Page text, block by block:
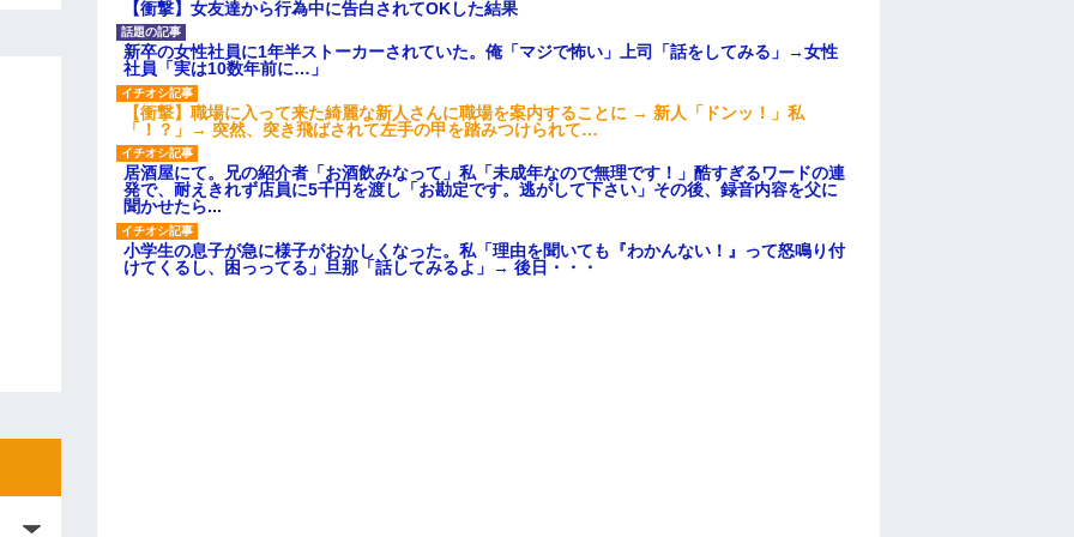
【衝撃】女友達から行為中に告白されてOKした結果
新卒の女性社員に1年半ストーカーされていた。俺「マジで怖い」上司「話をしてみる」→女性
社員「実は10数年前に…」
【衝撃】職場に入って来た綺麗な新人さんに職場を案内することに → 新人「ドンッ！」私
「！？」→ 突然、突き飛ばされて左手の甲を踏みつけられて…
居酒屋にて。兄の紹介者「お酒飲みなって」私「未成年なので無理です！」酷すぎるワードの連
発で、耐えきれず店員に5千円を渡し「お勘定です。逃がして下さい」その後、録音内容を父に
聞かせたら...
小学生の息子が急に様子がおかしくなった。私「理由を聞いても『わかんない！』って怒鳴り付
けてくるし、困っってる」旦那「話してみるよ」→ 後日・・・